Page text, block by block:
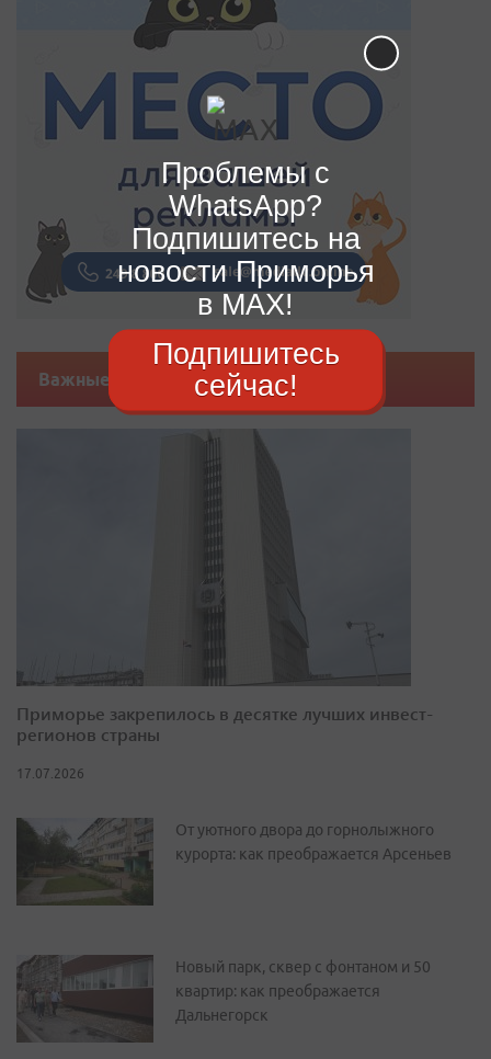
Важные новости
Приморье закрепилось в десятке лучших инвест-
регионов страны
17.07.2026
От уютного двора до горнолыжного
курорта: как преображается Арсеньев
Новый парк, сквер с фонтаном и 50
квартир: как преображается
Дальнегорск
Проблемы с
WhatsApp?
Подпишитесь на
новости Приморья
в MAX!
Подпишитесь
сейчас!